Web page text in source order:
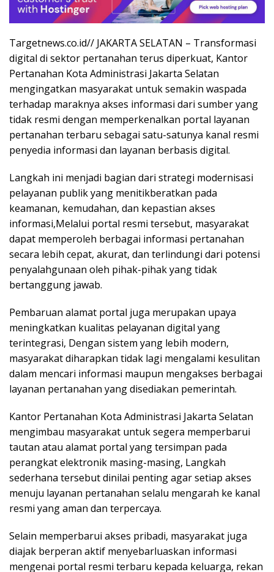
Targetnews.co.id// JAKARTA SELATAN – Transformasi
digital di sektor pertanahan terus diperkuat, Kantor
Pertanahan Kota Administrasi Jakarta Selatan
mengingatkan masyarakat untuk semakin waspada
terhadap maraknya akses informasi dari sumber yang
tidak resmi dengan memperkenalkan portal layanan
pertanahan terbaru sebagai satu-satunya kanal resmi
penyedia informasi dan layanan berbasis digital.
Langkah ini menjadi bagian dari strategi modernisasi
pelayanan publik yang menitikberatkan pada
keamanan, kemudahan, dan kepastian akses
informasi,Melalui portal resmi tersebut, masyarakat
dapat memperoleh berbagai informasi pertanahan
secara lebih cepat, akurat, dan terlindungi dari potensi
penyalahgunaan oleh pihak-pihak yang tidak
bertanggung jawab.
Pembaruan alamat portal juga merupakan upaya
meningkatkan kualitas pelayanan digital yang
terintegrasi, Dengan sistem yang lebih modern,
masyarakat diharapkan tidak lagi mengalami kesulitan
dalam mencari informasi maupun mengakses berbagai
layanan pertanahan yang disediakan pemerintah.
Kantor Pertanahan Kota Administrasi Jakarta Selatan
mengimbau masyarakat untuk segera memperbarui
tautan atau alamat portal yang tersimpan pada
perangkat elektronik masing-masing, Langkah
sederhana tersebut dinilai penting agar setiap akses
menuju layanan pertanahan selalu mengarah ke kanal
resmi yang aman dan terpercaya.
Selain memperbarui akses pribadi, masyarakat juga
diajak berperan aktif menyebarluaskan informasi
mengenai portal resmi terbaru kepada keluarga, rekan